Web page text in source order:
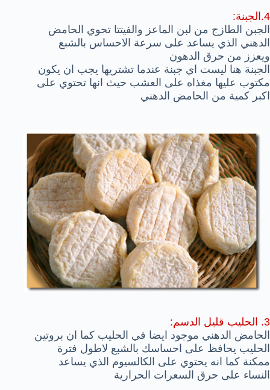
4.الجبنة:
الجبن الطازج من لبن الماعز والفيتتا تحوي الحامض
الدهني الذي يساعد على سرعة الاحساس بالشبع
ويعزز من حرق الدهون
الجبنة هنا ليست اي جبنة عندما تشتريها يجب ان يكون
مكتوب عليها مغذاه على العشب حيث انها تحتوي على
اكبر كمية من الحامض الدهني
3. الحليب قليل الدسم:
الحامض الدهني موجود ايضا في الحليب كما ان بروتين
الحليب يحافظ على احساسك بالشبع لاطول فترة
ممكنة كما انه يحتوي على الكالسيوم الذي يساعد
النساء على حرق السعرات الحرارية